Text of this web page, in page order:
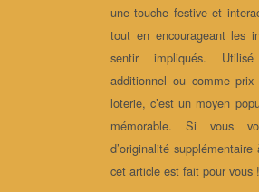
une touche festive et
tout en encourageant les
sentir impliqués.
additionnel ou comme
loterie, c’est un moyen
mémorable. Si vous
d’originalité
cet article est fait pour vous !